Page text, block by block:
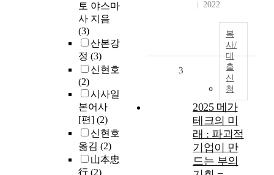
토 야스마
사 지음
(3)
산본강
정 (3)
신현호
(2)
시사일
본어사
[편] (2)
신현호
옮김 (2)
山本忠
行 (2)
2022
복
사/
대
출
신
청
3
2025 메가
테크의 미
래 : 파괴적
기업이 만
드는 부의